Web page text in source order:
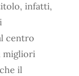
infatti,
centro
migliori
il